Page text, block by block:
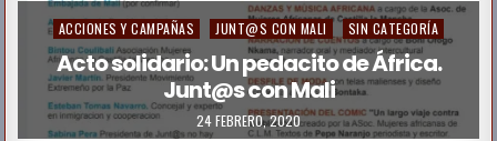
ACCIONES Y CAMPAÑAS JUNT@S CON MALI SIN CATEGORÍA
Acto solidario: Un pedacito de África.
Junt@s con Mali
24 FEBRERO, 2020